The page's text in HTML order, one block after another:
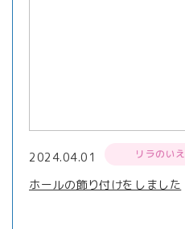
2024.04.01 リラのいえ
ホールの飾り付けをしました